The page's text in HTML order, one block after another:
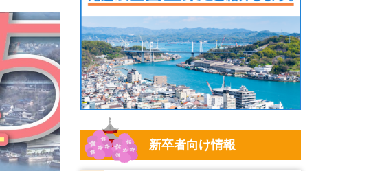
新卒者向け情報